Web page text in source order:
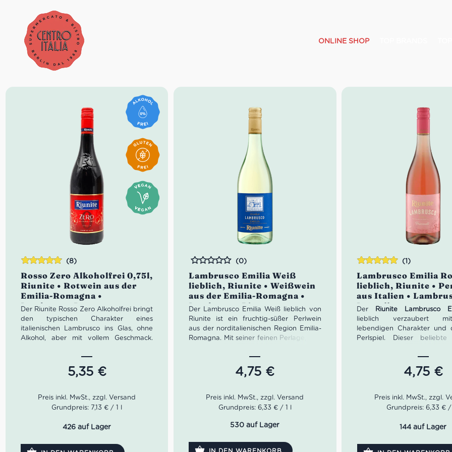
ONLINE SHOP
Rosso Zero Alkoholfrei 0,75l,
Riunite • Rotwein aus der
Emilia-Romagna •
Lambrusco Rosso
Alkoholfrei
(8)
Der Riunite Rosso Zero Alkoholfrei bringt
den typischen Charakter eines
italienischen Lambrusco ins Glas, ohne
Alkohol, aber mit vollem Geschmack.
frisch begeistert er mit Aromen von
Kirsche und Himbeere. Perfekt als
stilvoller Aperitif, alkoholfreier Begleiter
Anstoßen bei besonderen Momenten.
Genieße die italienische Lebensfreude –
5,35 €
Bewertet
mit4.88
von 5
Grundpreis: 7,13 € / 1 l
426 auf Lager
Lambrusco Emilia Weiß
lieblich, Riunite • Weißwein
aus der Emilia-Romagna •
Lambrusco Bianco
Bewertet
(0)
Der Lambrusco Emilia Weiß lieblich von
Riunite ist ein fruchtig-süßer Perlwein
aus der norditalienischen Region Emilia-
Romagna. Mit seiner feinen Perlage, den
und Birne sowie seiner milden,
ausgewogenen Süße ist er der perfekte
Begleiter für entspannte Abende,
Genussmomente.
4,75 €
Grundpreis: 6,33 € / 1 l
530 auf Lager
Lambrusco Emilia
lieblich, Riunite •
aus Italien •
Lancellotta
(1)
Der Riunite Lambrusco
lieblich verzaubert
lebendigen Charakter und
Perlspiel. Dieser beliebte
Aromenprofil von
Früchten und einer
Fruchtsüße, die perfekt mit
ausgewogene Balance
Fruchtigkeit und dezenten
zu einem unkomplizierten
gehört wie das
4,75 €
Bewertet
mit5.00von
5
Grundpreis: 6,33 € /
144 auf Lager